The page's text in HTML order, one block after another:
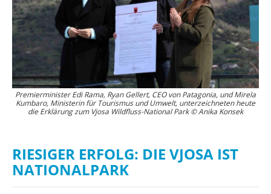
Premierminister Edi Rama, Ryan Gellert, CEO von Patagonia, und Mirela
Kumbaro, Ministerin für Tourismus und Umwelt, unterzeichneten heute
die Erklärung zum Vjosa Wildfluss-National Park © Anika Konsek
Der Wildfluss-Nationalpark schützt das gesamte Flussnetz der Vjosa von
der griechischen Grenze bis zum Adriatischen Meer, einschließlich der
frei fließenden Nebenflüsse. © Anika Konsek
RIESIGER ERFOLG: DIE VJOSA IST
NATIONALPARK